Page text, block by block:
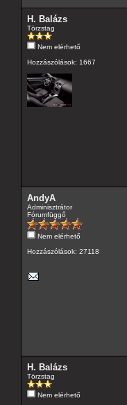
H. Balázs
Törzstag
Nem elérhető
Hozzászólások: 1667
AndyA
Adminisztrátor
Fórumfüggő
Nem elérhető
Hozzászólások: 27118
H. Balázs
Törzstag
Nem elérhető